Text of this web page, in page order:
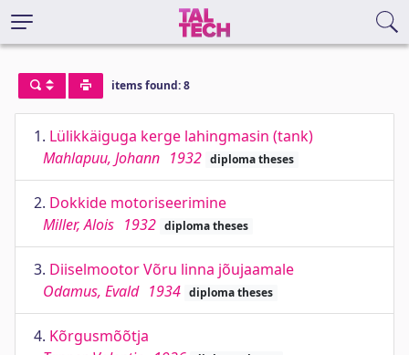
items found: 8
1. Lülikkäiguga kerge lahingmasin (tank)
Mahlapuu, Johann 1932 diploma theses
2. Dokkide motoriseerimine
Miller, Alois 1932 diploma theses
3. Diiselmootor Võru linna jõujaamale
Odamus, Evald 1934 diploma theses
4. Kõrgusmõõtja